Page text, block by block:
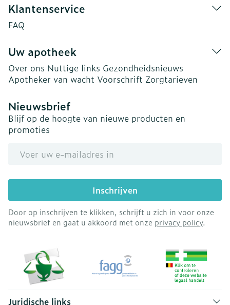
Klantenservice
FAQ
Uw apotheek
Over ons Nuttige links Gezondheidsnieuws
Apotheker van wacht Voorschrift Zorgtarieven
Nieuwsbrief
Blijf op de hoogte van nieuwe producten en
promoties
Inschrijven
Door op inschrijven te klikken, schrijft u zich in voor onze
nieuwsbrief en gaat u akkoord met onze privacy policy.
Juridische links